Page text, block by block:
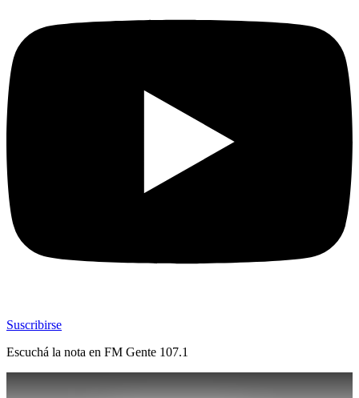
Suscribirse
Escuchá la nota en FM Gente 107.1